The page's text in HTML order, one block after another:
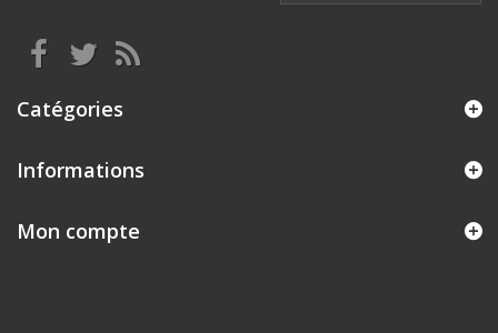
Catégories
Informations
Mon compte